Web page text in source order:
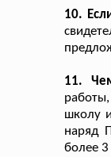
10.
11.
школу
наряд
более